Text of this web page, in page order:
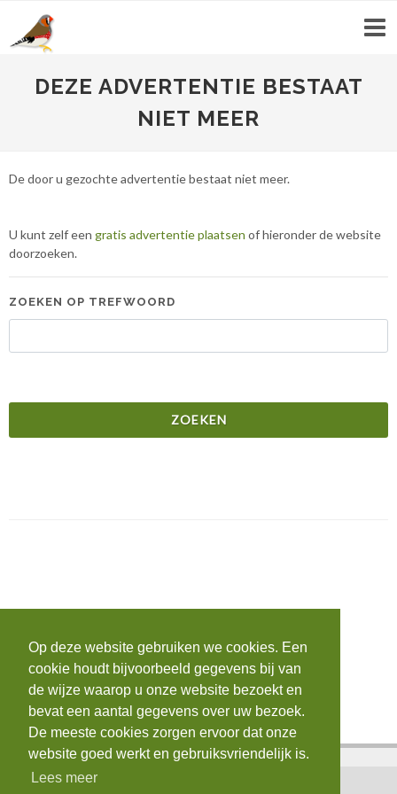
Op deze website gebruiken we cookies. Een
cookie houdt bijvoorbeeld gegevens bij van
de wijze waarop u onze website bezoekt en
bevat een aantal gegevens over uw bezoek.
De meeste cookies zorgen ervoor dat onze
website goed werkt en gebruiksvriendelijk is.
Lees meer
DEZE ADVERTENTIE BESTAAT
NIET MEER
De door u gezochte advertentie bestaat niet meer.
U kunt zelf een gratis advertentie plaatsen of hieronder de website
doorzoeken.
ZOEKEN OP TREFWOORD
Home